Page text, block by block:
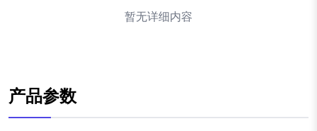
暂无详细内容
产品参数